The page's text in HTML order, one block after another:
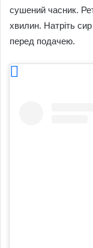
сушений часник.
хвилин. Натріть сир
перед подачею.